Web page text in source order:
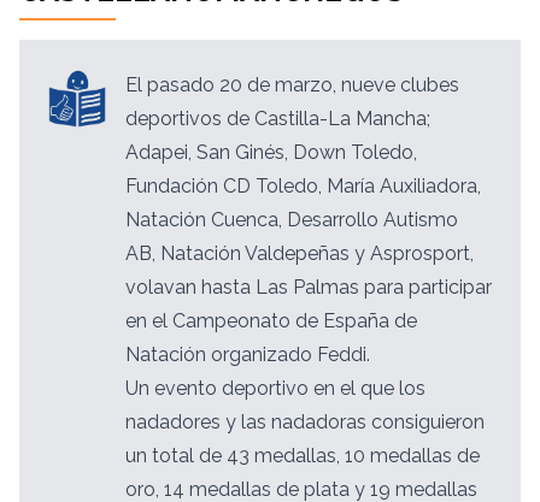
El pasado 20 de marzo, nueve clubes
deportivos de Castilla-La Mancha;
Adapei, San Ginés, Down Toledo,
Fundación CD Toledo, María Auxiliadora,
Natación Cuenca, Desarrollo Autismo
AB, Natación Valdepeñas y Asprosport,
volavan hasta Las Palmas para participar
en el Campeonato de España de
Natación organizado Feddi.
Un evento deportivo en el que los
nadadores y las nadadoras consiguieron
un total de 43 medallas, 10 medallas de
oro, 14 medallas de plata y 19 medallas